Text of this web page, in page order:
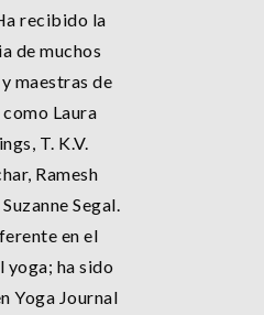
recibido la
de muchos
maestras de
Laura
T. K.V.
Ramesh
Segal.
en el
yoga; ha sido
Yoga Journal